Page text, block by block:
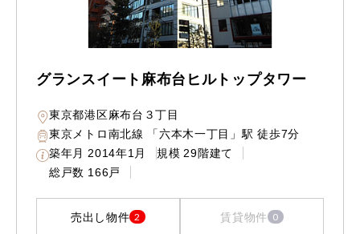
グランスイート麻布台ヒルトップタワー
東京都港区麻布台３丁目
東京メトロ南北線 「六本木一丁目」駅 徒歩7分
築年月 2014年1月 規模 29階建て
総戸数 166戸
売出し物件 2 賃貸物件 0